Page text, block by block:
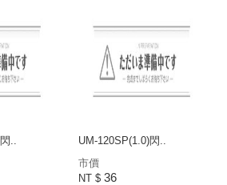
..
UM-120SP(1.0)閃..
市價
NT $ 36